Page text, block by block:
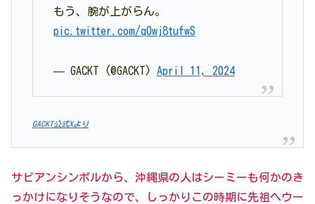
もう、腕が上がらん。
pic.twitter.com/q0wj8tufwS
— GACKT (@GACKT) April 11, 2024
GACKT公式Xより
サビアンシンボルから、沖縄県の人はシーミーも何かのき
っかけになりそうなので、しっかりこの時期に先祖へウー